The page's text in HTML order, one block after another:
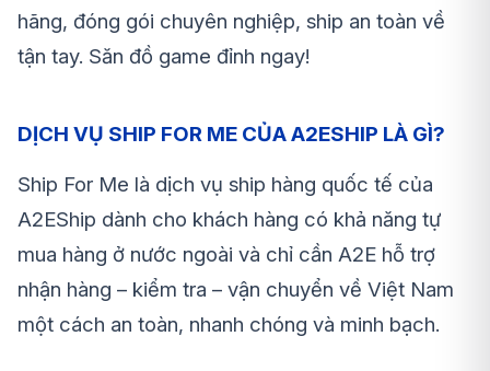
hãng, đóng gói chuyên nghiệp, ship an toàn về
tận tay. Săn đồ game đỉnh ngay!
DỊCH VỤ SHIP FOR ME CỦA A2ESHIP LÀ GÌ?
Ship For Me là dịch vụ ship hàng quốc tế của
A2EShip dành cho khách hàng có khả năng tự
mua hàng ở nước ngoài và chỉ cần A2E hỗ trợ
nhận hàng – kiểm tra – vận chuyển về Việt Nam
một cách an toàn, nhanh chóng và minh bạch.